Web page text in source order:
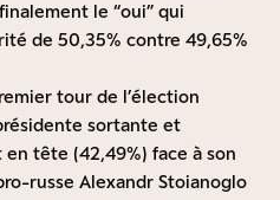
le “oui” qui
de 50,35% contre 49,65%
tour de l’élection
sortante et
tête (42,49%) face à son
russe Alexandr Stoianoglo